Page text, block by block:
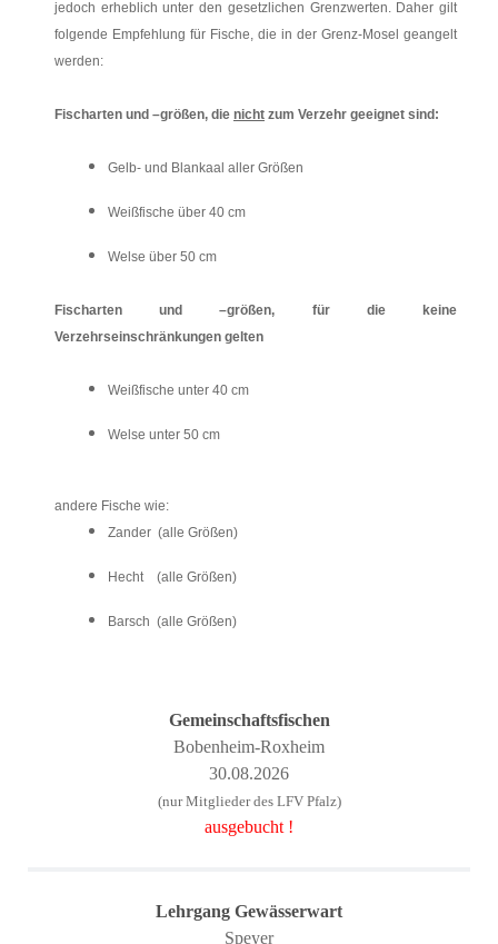
jedoch erheblich unter den gesetzlichen Grenzwerten. Daher gilt
folgende Empfehlung für Fische, die in der Grenz-Mosel geangelt
werden:
Fischarten und –größen, die nicht zum Verzehr geeignet sind:
Gelb- und Blankaal aller Größen
Weißfische über 40 cm
Welse über 50 cm
Fischarten und –größen, für die keine
Verzehrseinschränkungen gelten
Weißfische unter 40 cm
Welse unter 50 cm
andere Fische wie:
Zander (alle Größen)
Hecht (alle Größen)
Barsch (alle Größen)
Gemeinschaftsfischen
Bobenheim-Roxheim
30.08.2026
(nur Mitglieder des LFV Pfalz)
ausgebucht !
Lehrgang Gewässerwart
Speyer